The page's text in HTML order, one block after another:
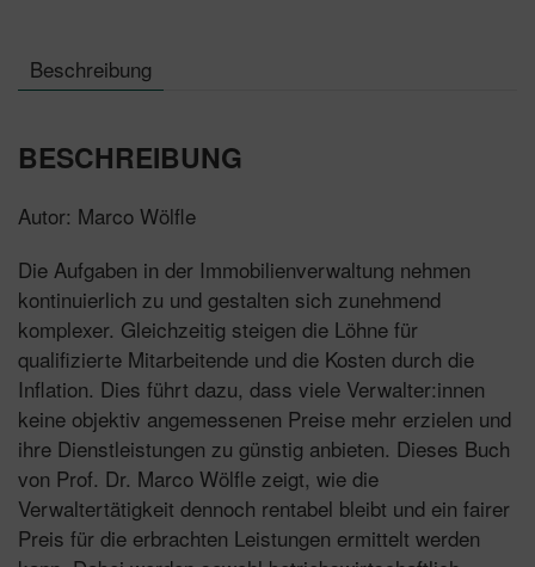
Beschreibung
BESCHREIBUNG
Autor: Marco Wölfle
Die Aufgaben in der Immobilienverwaltung nehmen
kontinuierlich zu und gestalten sich zunehmend
komplexer. Gleichzeitig steigen die Löhne für
qualifizierte Mitarbeitende und die Kosten durch die
Inflation. Dies führt dazu, dass viele Verwalter:innen
keine objektiv angemessenen Preise mehr erzielen und
ihre Dienstleistungen zu günstig anbieten. Dieses Buch
von Prof. Dr. Marco Wölfle zeigt, wie die
Verwaltertätigkeit dennoch rentabel bleibt und ein fairer
Preis für die erbrachten Leistungen ermittelt werden